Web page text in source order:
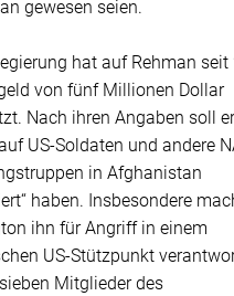
gewesen seien.
hat auf Rehman
von fünf Millionen Dollar
Nach ihren Angaben soll er
US-Soldaten und andere
in Afghanistan
haben. Insbesondere
ihn für Angriff in einem
US-Stützpunkt
Mitglieder des